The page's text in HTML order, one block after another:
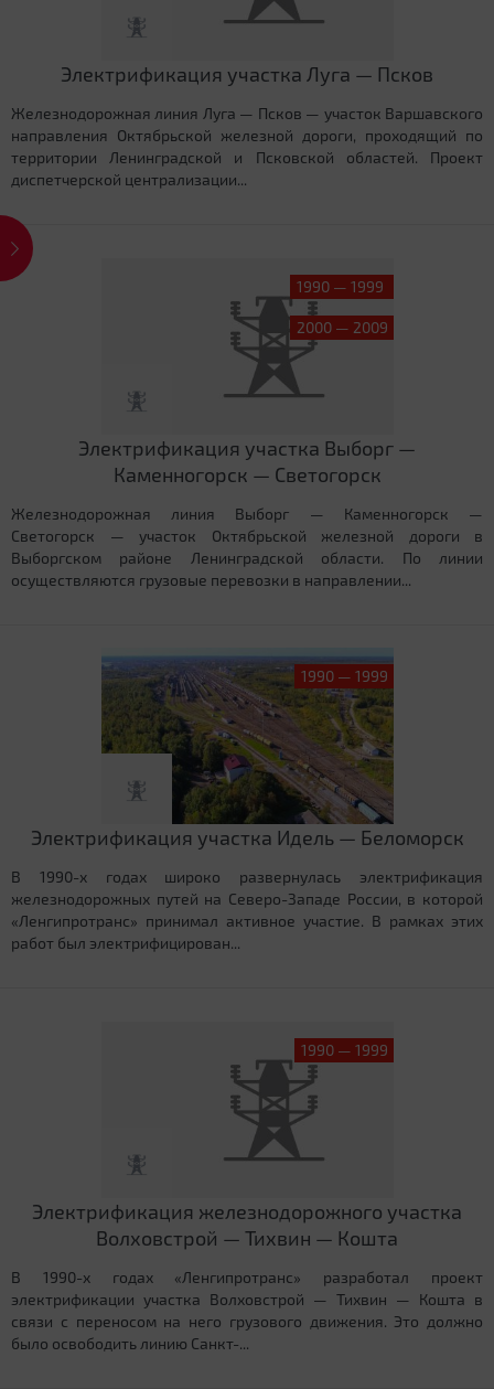
Электрификация участка Луга — Псков
Железнодорожная линия Луга — Псков — участок Варшавского
направления Октябрьской железной дороги, проходящий по
территории Ленинградской и Псковской областей. Проект
диспетчерской централизации...
1990 — 1999
2000 — 2009
Электрификация участка Выборг —
Каменногорск — Светогорск
Железнодорожная линия Выборг — Каменногорск —
Светогорск — участок Октябрьской железной дороги в
Выборгском районе Ленинградской области. По линии
осуществляются грузовые перевозки в направлении...
1990 — 1999
Электрификация участка Идель — Беломорск
В 1990-х годах широко развернулась электрификация
железнодорожных путей на Северо-Западе России, в которой
«Ленгипротранс» принимал активное участие. В рамках этих
работ был электрифицирован...
1990 — 1999
Электрификация железнодорожного участка
Волховстрой — Тихвин — Кошта
В 1990-х годах «Ленгипротранс» разработал проект
электрификации участка Волховстрой — Тихвин — Кошта в
связи с переносом на него грузового движения. Это должно
было освободить линию Санкт-...